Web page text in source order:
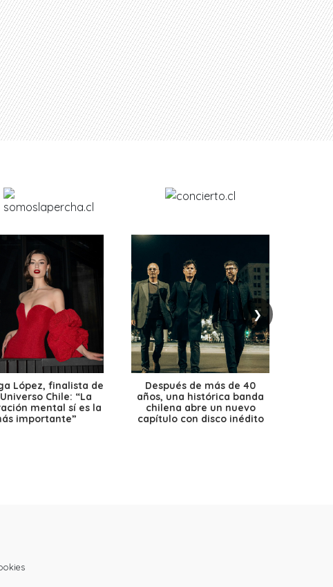
❯
López, finalista de
Chile: “La
mental sí es la
importante”
Después de más de 40
años, una histórica banda
chilena abre un nuevo
capítulo con disco inédito